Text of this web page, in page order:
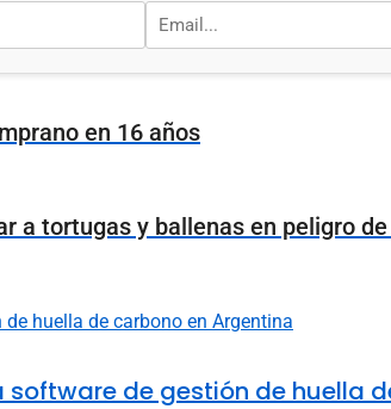
en 16 años
a tortugas y ballenas en peligro
de gestión de huella